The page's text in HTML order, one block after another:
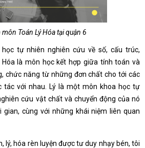
môn Toán Lý Hóa tại quận 6
tự nhiên nghiên cứu về số, cấu trúc,
là môn học kết hợp giữa tính toán và
chức năng từ những đơn chất cho tới các
tác với nhau. Lý là một môn khoa học tự
cứu vật chất và chuyển động của nó
cùng với những khái niệm liên quan
lý, hóa rèn luyện được tư duy nhạy bén, tôi